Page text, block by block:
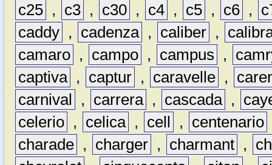
c25 , c3 , c30 , c4 , c5 , c6 ,
caddy , cadenza , caliber ,
camaro , campo , campus ,
captiva , captur , caravelle ,
carnival
, carrera , cascada ,
celerio , celica , cell , centenario
charade , charger , charmant ,